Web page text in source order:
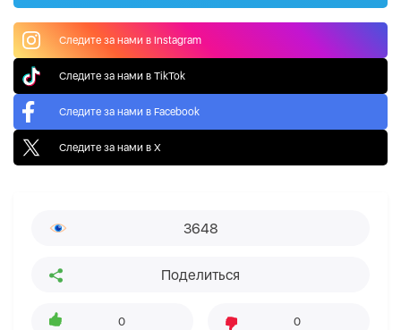
Следите за нами в Instagram
Следите за нами в TikTok
Следите за нами в Facebook
Следите за нами в X
3648
Поделиться
0 0